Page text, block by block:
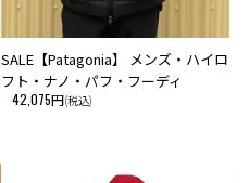
SALE【Patagonia】 メンズ・ハイロ
フト・ナノ・パフ・フーディ
42,075円(税込)